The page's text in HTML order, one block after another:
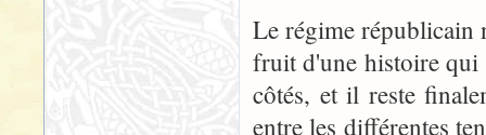
Le régime républicain
fruit d'une histoire qui
côtés, et il reste
entre les différentes